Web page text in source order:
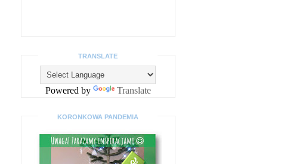
TRANSLATE
Powered by Translate
KORONKOWA PANDEMIA